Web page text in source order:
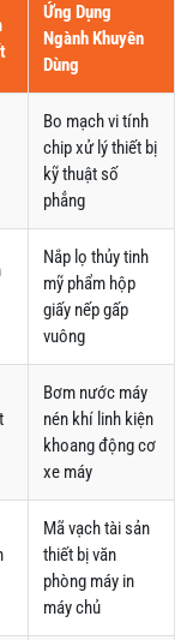
Ứng Dụng
Ngành Khuyên
Dùng
Bo mạch vi tính
chip xử lý thiết bị
kỹ thuật số
phẳng
Nắp lọ thủy tinh
mỹ phẩm hộp
giấy nếp gấp
vuông
Bơm nước máy
nén khí linh kiện
khoang động cơ
xe máy
Mã vạch tài sản
thiết bị văn
phòng máy in
máy chủ